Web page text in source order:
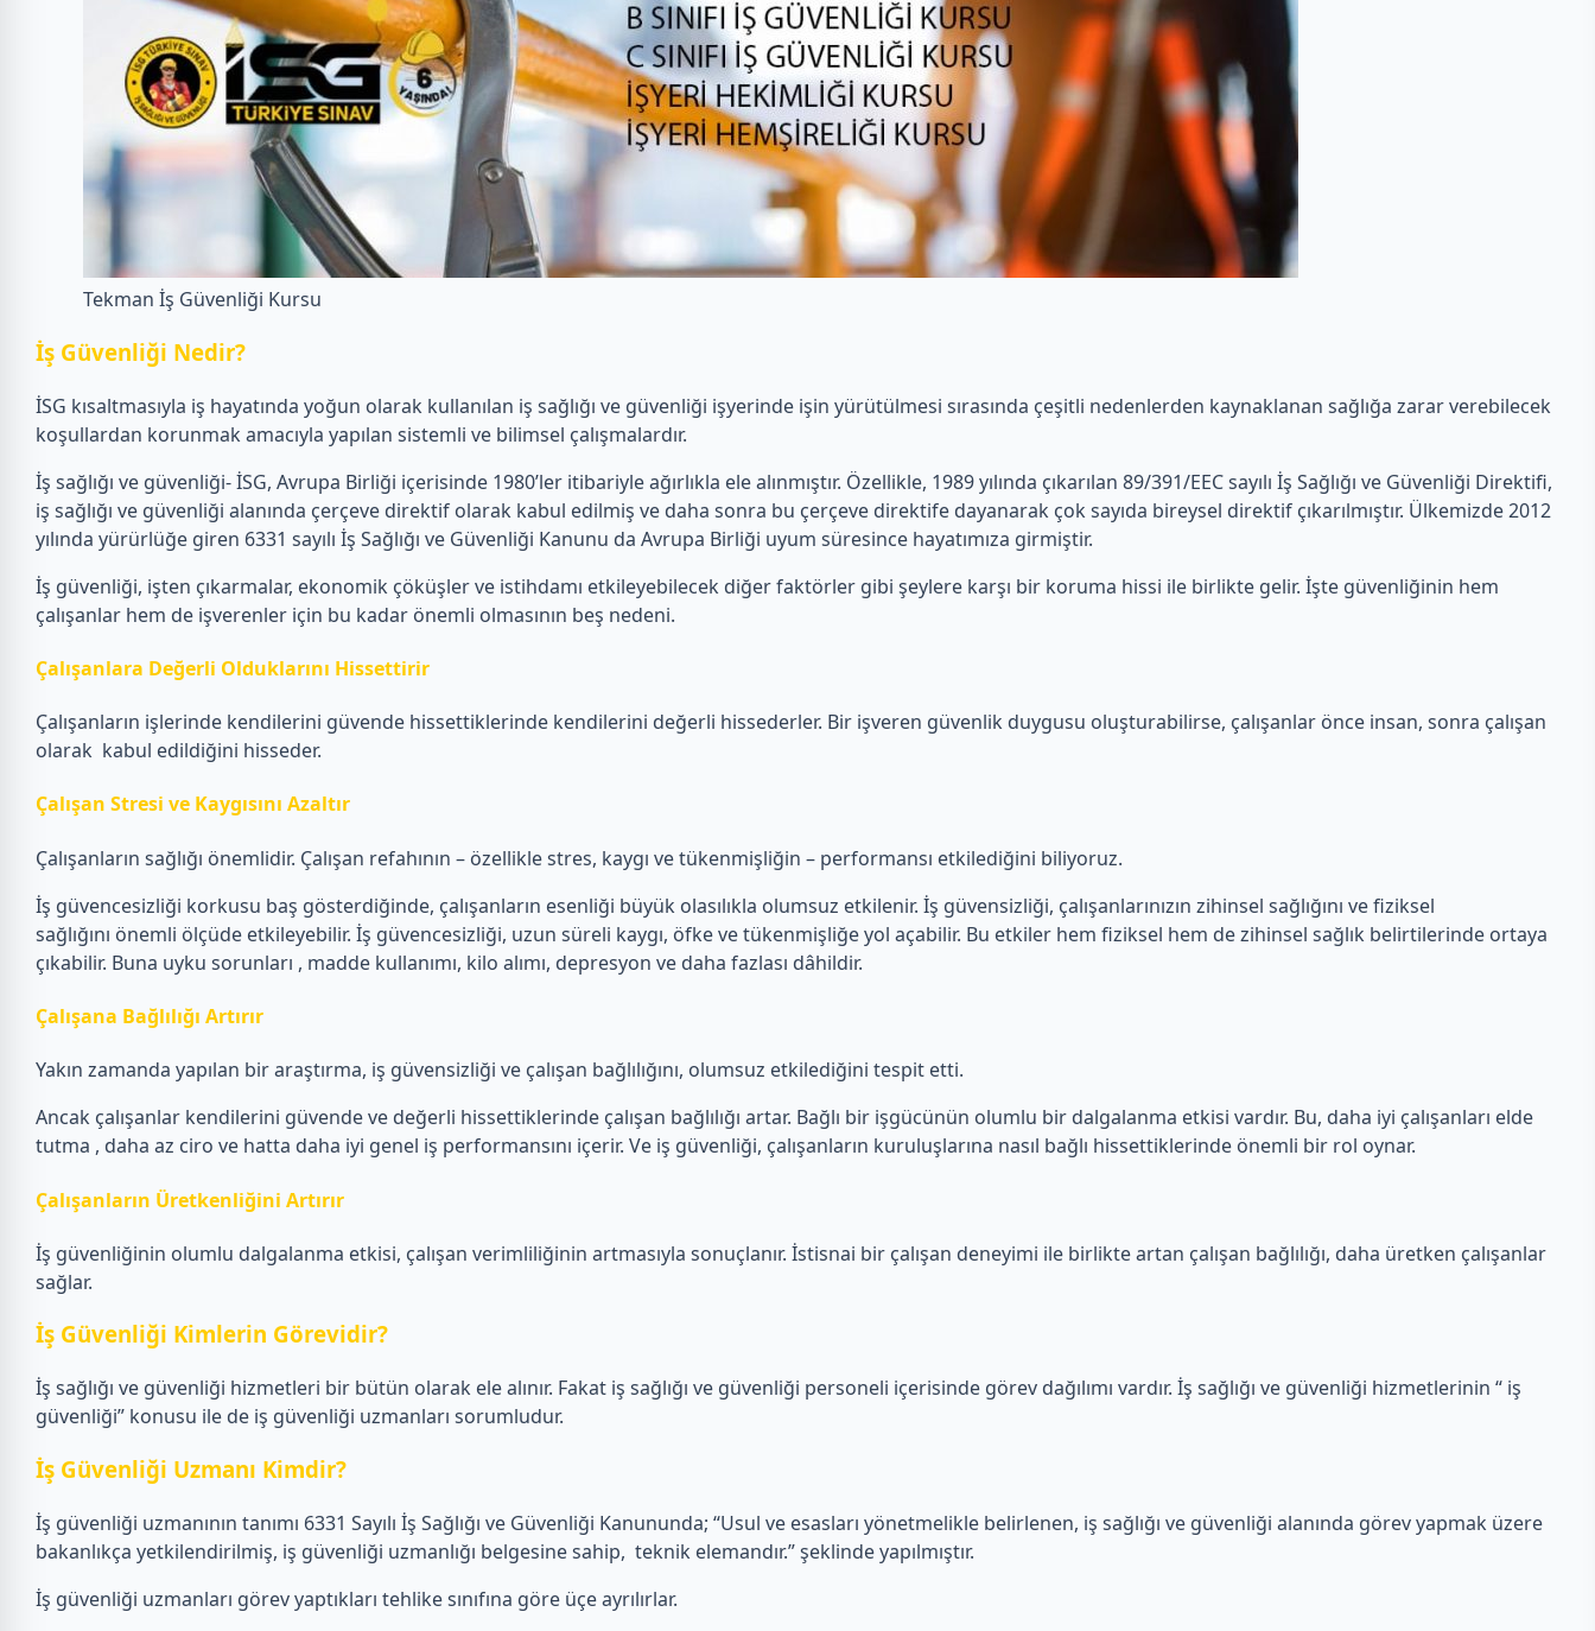
Tekman İş Güvenliği Kursu
İş Güvenliği Nedir?
İSG kısaltmasıyla iş hayatında yoğun olarak kullanılan iş sağlığı ve güvenliği işyerinde işin yürütülmesi sırasında çeşitli nedenlerden kaynaklanan sağlığa zarar verebilecek
koşullardan korunmak amacıyla yapılan sistemli ve bilimsel çalışmalardır.
İş sağlığı ve güvenliği- İSG, Avrupa Birliği içerisinde 1980’ler itibariyle ağırlıkla ele alınmıştır. Özellikle, 1989 yılında çıkarılan 89/391/EEC sayılı İş Sağlığı ve Güvenliği Direktifi,
iş sağlığı ve güvenliği alanında çerçeve direktif olarak kabul edilmiş ve daha sonra bu çerçeve direktife dayanarak çok sayıda bireysel direktif çıkarılmıştır. Ülkemizde 2012
yılında yürürlüğe giren 6331 sayılı İş Sağlığı ve Güvenliği Kanunu da Avrupa Birliği uyum süresince hayatımıza girmiştir.
İş güvenliği, işten çıkarmalar, ekonomik çöküşler ve istihdamı etkileyebilecek diğer faktörler gibi şeylere karşı bir koruma hissi ile birlikte gelir. İşte güvenliğinin hem
çalışanlar hem de işverenler için bu kadar önemli olmasının beş nedeni.
Çalışanlara Değerli Olduklarını Hissettirir
Çalışanların işlerinde kendilerini güvende hissettiklerinde kendilerini değerli hissederler. Bir işveren güvenlik duygusu oluşturabilirse, çalışanlar önce insan, sonra çalışan
olarak kabul edildiğini hisseder.
Çalışan Stresi ve Kaygısını Azaltır
Çalışanların sağlığı önemlidir. Çalışan refahının – özellikle stres, kaygı ve tükenmişliğin – performansı etkilediğini biliyoruz.
İş güvencesizliği korkusu baş gösterdiğinde, çalışanların esenliği büyük olasılıkla olumsuz etkilenir. İş güvensizliği, çalışanlarınızın zihinsel sağlığını ve fiziksel
sağlığını önemli ölçüde etkileyebilir. İş güvencesizliği, uzun süreli kaygı, öfke ve tükenmişliğe yol açabilir. Bu etkiler hem fiziksel hem de zihinsel sağlık belirtilerinde ortaya
çıkabilir. Buna uyku sorunları , madde kullanımı, kilo alımı, depresyon ve daha fazlası dâhildir.
Çalışana Bağlılığı Artırır
Yakın zamanda yapılan bir araştırma, iş güvensizliği ve çalışan bağlılığını, olumsuz etkilediğini tespit etti.
Ancak çalışanlar kendilerini güvende ve değerli hissettiklerinde çalışan bağlılığı artar. Bağlı bir işgücünün olumlu bir dalgalanma etkisi vardır. Bu, daha iyi çalışanları elde
tutma , daha az ciro ve hatta daha iyi genel iş performansını içerir. Ve iş güvenliği, çalışanların kuruluşlarına nasıl bağlı hissettiklerinde önemli bir rol oynar.
Çalışanların Üretkenliğini Artırır
İş güvenliğinin olumlu dalgalanma etkisi, çalışan verimliliğinin artmasıyla sonuçlanır. İstisnai bir çalışan deneyimi ile birlikte artan çalışan bağlılığı, daha üretken çalışanlar
sağlar.
İş Güvenliği Kimlerin Görevidir?
İş sağlığı ve güvenliği hizmetleri bir bütün olarak ele alınır. Fakat iş sağlığı ve güvenliği personeli içerisinde görev dağılımı vardır. İş sağlığı ve güvenliği hizmetlerinin “ iş
güvenliği” konusu ile de iş güvenliği uzmanları sorumludur.
İş Güvenliği Uzmanı Kimdir?
İş güvenliği uzmanının tanımı 6331 Sayılı İş Sağlığı ve Güvenliği Kanununda; “Usul ve esasları yönetmelikle belirlenen, iş sağlığı ve güvenliği alanında görev yapmak üzere
bakanlıkça yetkilendirilmiş, iş güvenliği uzmanlığı belgesine sahip, teknik elemandır.” şeklinde yapılmıştır.
İş güvenliği uzmanları görev yaptıkları tehlike sınıfına göre üçe ayrılırlar.